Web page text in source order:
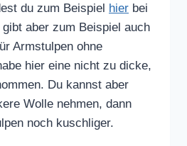
du zum Beispiel hier bei
aber zum Beispiel auch
Armstulpen ohne
hier eine nicht zu dicke,
Du kannst aber
Wolle nehmen, dann
noch kuschliger.